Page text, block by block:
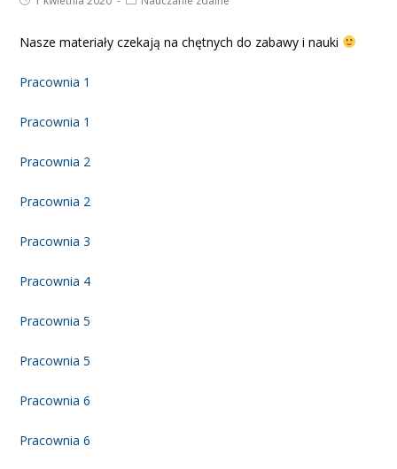
Nasze materiały czekają na chętnych do zabawy i nauki
Pracownia 1
Pracownia 1
Pracownia 2
Pracownia 2
Pracownia 3
Pracownia 4
Pracownia 5
Pracownia 5
Pracownia 6
Pracownia 6